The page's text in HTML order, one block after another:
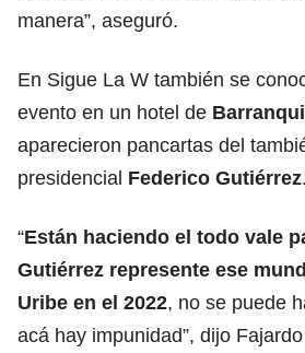
manera”, aseguró.
En Sigue La W también se
evento en un hotel de
aparecieron pancartas del
presidencial Federico Gutiérrez.
“Están haciendo el todo vale
Gutiérrez represente ese
Uribe en el 2022, no se puede
acá hay impunidad”, dijo